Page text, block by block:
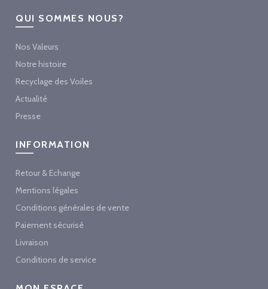
QUI SOMMES NOUS?
Nos Valeurs
Notre histoire
Recyclage des Voiles
Actualité
Presse
INFORMATION
Retour & Echange
Mentions légales
Conditions générales de vente
Paiement sécurisé
Livraison
Conditions de service